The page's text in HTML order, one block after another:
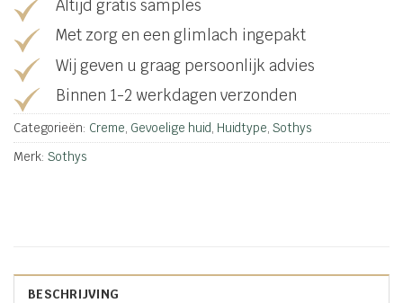
Altijd gratis samples
Met zorg en een glimlach ingepakt
Wij geven u graag persoonlijk advies
Binnen 1-2 werkdagen verzonden
Categorieën: Creme, Gevoelige huid, Huidtype, Sothys
Merk: Sothys
BESCHRIJVING